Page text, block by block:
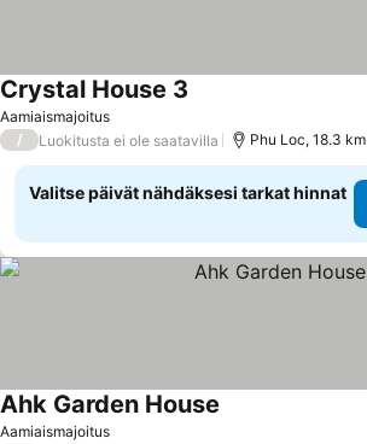
Aamiaismajoitus
Crystal House 3
/ Luokitusta ei ole saatavilla Phu Loc, 18.3
Valitse päivät nähdäksesi tarkat hinnat
Aamiaismajoitus
Ahk Garden House